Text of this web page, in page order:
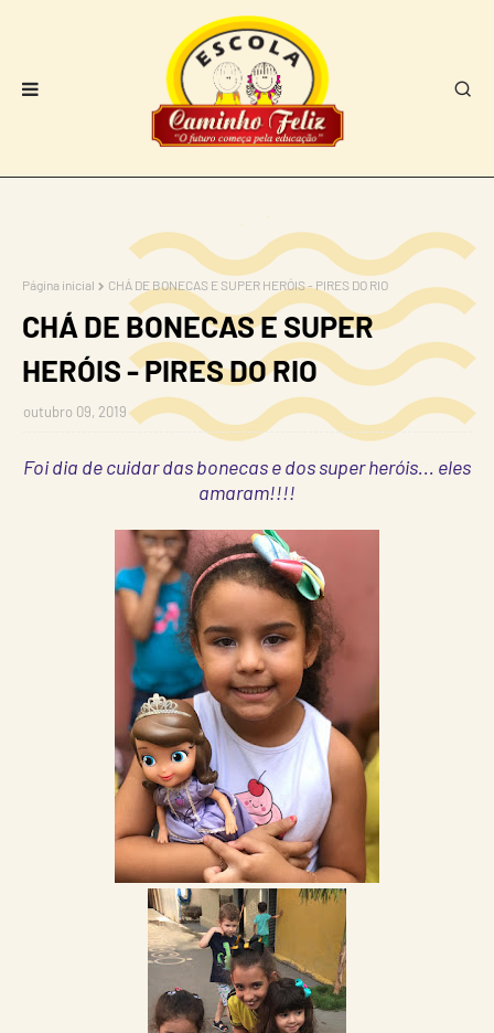
Página inicial CHÁ DE BONECAS E SUPER HERÓIS - PIRES DO RIO
CHÁ DE BONECAS E SUPER
HERÓIS - PIRES DO RIO
outubro 09, 2019
Foi dia de cuidar das bonecas e dos super heróis... eles
amaram!!!!